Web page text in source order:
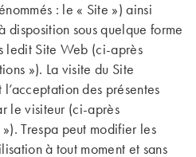
: le « Site ») ainsi
disposition sous quelque forme
ledit Site Web (ci-après
»). La visite du Site
des présentes
le visiteur (ci-après
Trespa peut modifier les
à tout moment et sans